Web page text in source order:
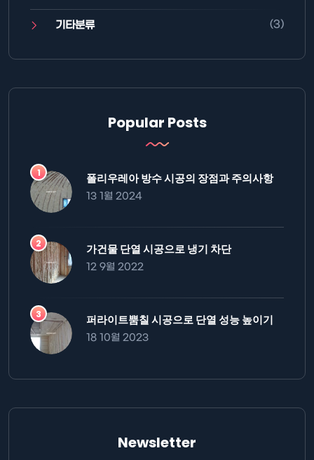
기타분류 (3)
Popular Posts
폴리우레아 방수 시공의 장점과 주의사항
13 1월 2024
가건물 단열 시공으로 냉기 차단
12 9월 2022
퍼라이트뿜칠 시공으로 단열 성능 높이기
18 10월 2023
Newsletter